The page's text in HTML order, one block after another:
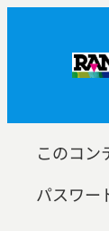
キ
このコン
パスワー